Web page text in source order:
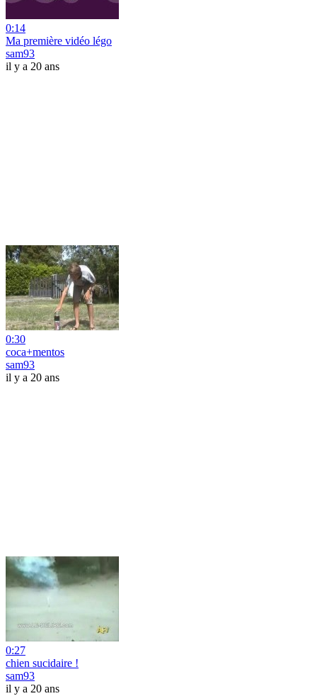
0:14
Ma première vidéo légo
sam93
il y a 20 ans
0:30
coca+mentos
sam93
il y a 20 ans
0:27
chien sucidaire !
sam93
il y a 20 ans